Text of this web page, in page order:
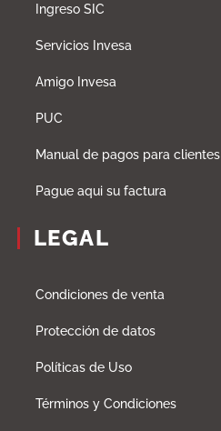
Ingreso SIC
Servicios Invesa
Amigo Invesa
PUC
Manual de pagos para clientes
Pague aqui su factura
LEGAL
Condiciones de venta
Protección de datos
Políticas de Uso
Términos y Condiciones